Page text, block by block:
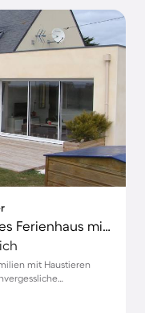
Kinderfreundliches charmantes Ferienhaus mit Grill, Garten und Terrasse | Naturblick | Nah am Strand | Haustiere sind willkommen
mit Haustieren